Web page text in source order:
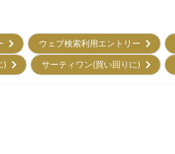
ウェブ検索利用エントリー
) サーティワン(買い回りに)